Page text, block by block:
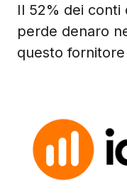
Il 52% dei conti
perde denaro
questo fornitore